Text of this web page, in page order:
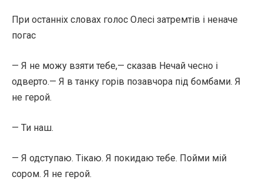
При останніх словах голос Олесі затремтів і неначе
погас
— Я не можу взяти тебе,— сказав Нечай чесно і
одверто.— Я в танку горів позавчора під бомбами. Я
не герой.
— Ти наш.
— Я одступаю. Тікаю. Я покидаю тебе. Пойми мій
сором. Я не герой.